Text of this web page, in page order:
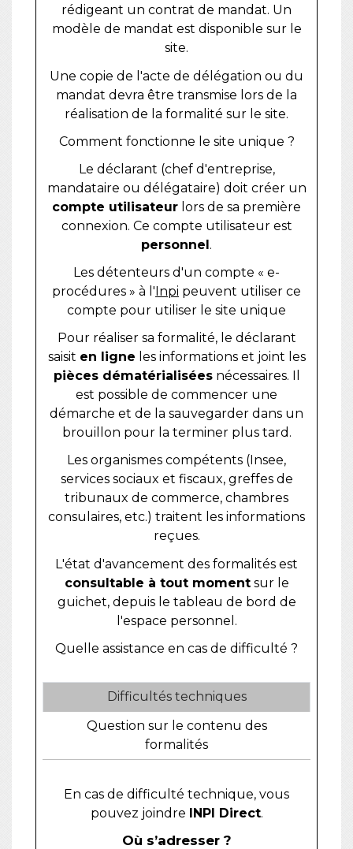
rédigeant un contrat de mandat. Un
modèle de mandat est disponible sur le
site.
Une copie de l'acte de délégation ou du
mandat devra être transmise lors de la
réalisation de la formalité sur le site.
Comment fonctionne le site unique ?
Le déclarant (chef d'entreprise,
mandataire ou délégataire) doit créer un
compte utilisateur lors de sa première
connexion. Ce compte utilisateur est
personnel.
Les détenteurs d'un compte « e-
procédures » à l'Inpi peuvent utiliser ce
compte pour utiliser le site unique
Pour réaliser sa formalité, le déclarant
saisit en ligne les informations et joint les
pièces dématérialiséesnécessaires. Il
est possible de commencer une
démarche et de la sauvegarder dans un
brouillon pour la terminer plus tard.
Les organismes compétents (Insee,
services sociaux et fiscaux, greffes de
tribunaux de commerce, chambres
consulaires, etc.) traitent les informations
reçues.
L'état d'avancement des formalités est
consultable à tout momentsur le
guichet, depuis le tableau de bord de
l'espace personnel.
Quelle assistance en cas de difficulté ?
Difficultés techniques
Question sur le contenu des
formalités
En cas de difficulté technique, vous
pouvez joindre
INPI Direct.
Où s’adresser ?